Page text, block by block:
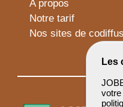
Les
A propos
Notre tarif
Nos sites de